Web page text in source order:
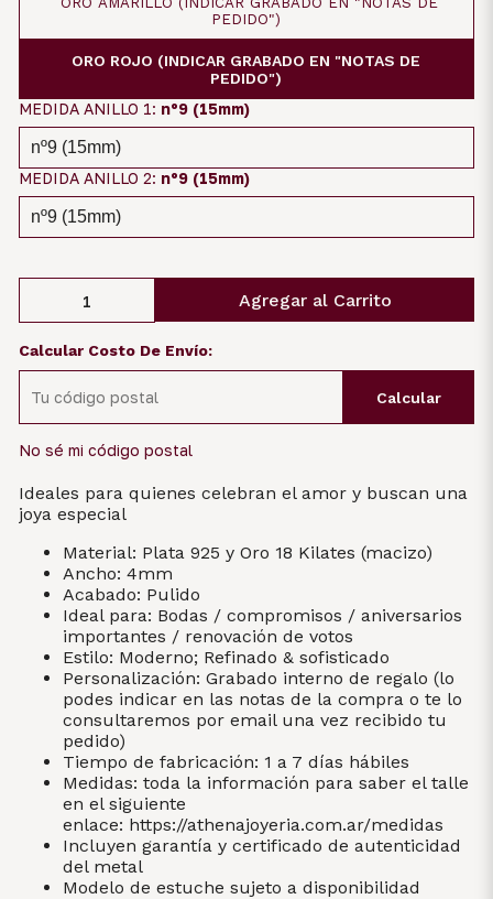
PEDIDO")
ORO ROJO (INDICAR GRABADO EN "NOTAS DE
PEDIDO")
MEDIDA ANILLO 1: nº9 (15mm)
MEDIDA ANILLO 2: nº9 (15mm)
Agregar al Carrito
Calcular Costo De Envío:
Calcular
No sé mi código postal
Ideales para quienes celebran el amor y buscan una
joya especial
Material: Plata 925 y Oro 18 Kilates (macizo)
Ancho: 4mm
Acabado: Pulido
Ideal para: Bodas / compromisos / aniversarios
importantes / renovación de votos
Estilo: Moderno; Refinado & sofisticado
Personalización: Grabado interno de regalo (lo
podes indicar en las notas de la compra o te lo
consultaremos por email una vez recibido tu
pedido)
Tiempo de fabricación: 1 a 7 días hábiles
Medidas: toda la información para saber el talle
en el siguiente
enlace: https://athenajoyeria.com.ar/medidas
Incluyen garantía y certificado de autenticidad
del metal
Modelo de estuche sujeto a disponibilidad